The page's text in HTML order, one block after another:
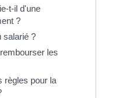
t-il d'une
?
salarié ?
les
règles pour la